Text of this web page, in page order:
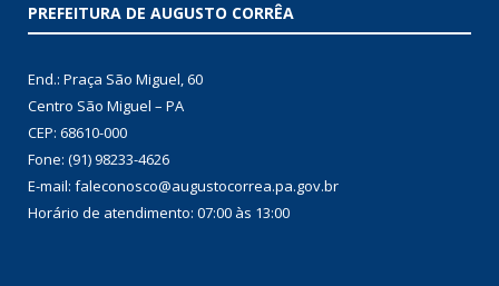
PREFEITURA DE AUGUSTO CORRÊA
End.: Praça São Miguel, 60
Centro São Miguel – PA
CEP: 68610-000
Fone: (91) 98233-4626
E-mail: faleconosco@augustocorrea.pa.gov.br
Horário de atendimento: 07:00 às 13:00